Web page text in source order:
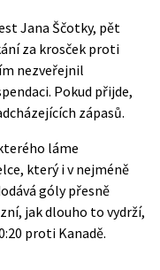
Jana Ščotky, pět
za krosček proti
nezveřejnil
Pokud přijde,
zápasů.
láme
který i v nejméně
góly přesně
jak dlouho to vydrží,
proti Kanadě.